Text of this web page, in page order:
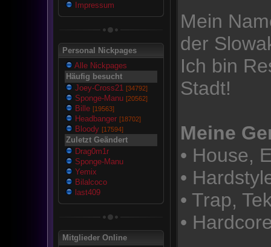
Impressum
Personal Nickpages
Alle Nickpages
Häufig besucht
Joey-Cross21 [34792]
Sponge-Manu [20562]
Bille [19563]
Headbanger [18702]
Bloody [17594]
Zuletzt Geändert
Drag0m1r
Sponge-Manu
Yemix
Bilalcoco
last409
Mitglieder Online
Mein
der
Ich bin
Stadt!
Meine
• House,
•
• Trap,
•